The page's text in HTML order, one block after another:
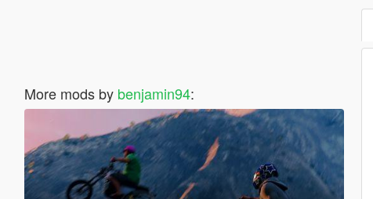
More mods by benjamin94: